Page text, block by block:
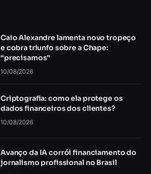
Caio Alexandre lamenta novo tropeço
e cobra triunfo sobre a Chape:
“precisamos”
10/08/2026
Criptografia: como ela protege os
dados financeiros dos clientes?
10/08/2026
Avanço da IA corrói financiamento do
jornalismo profissional no Brasil